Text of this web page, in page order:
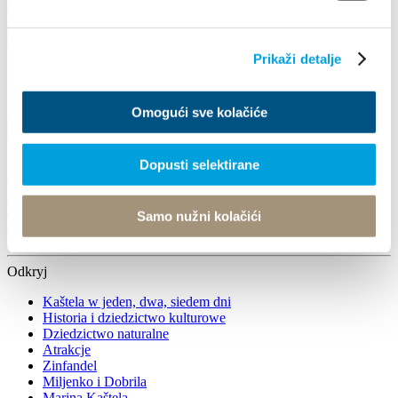
Prikaži detalje
Omogući sve kolačiće
Dopusti selektirane
Samo nužni kolačići
Opci uvjeti21,696 kB • DOCX
Villa Nika, Kamberovo šetalište 30
21216 Kaštel Stari, Hrvatska
info@kastela-info.hr
+385 21 227 933 info@kastela-info.hr
Odkryj
Kaštela w jeden, dwa, siedem dni
Historia i dziedzictwo kulturowe
Dziedzictwo naturalne
Atrakcje
Zinfandel
Miljenko i Dobrila